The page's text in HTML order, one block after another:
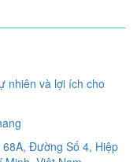
nhiên và lợi ích cho
68A, Đường Số 4, Hiệp